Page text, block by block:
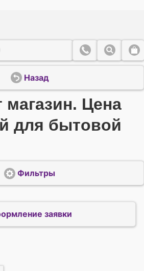
Назад
магазин. Цена
для бытовой
Фильтры
заявки